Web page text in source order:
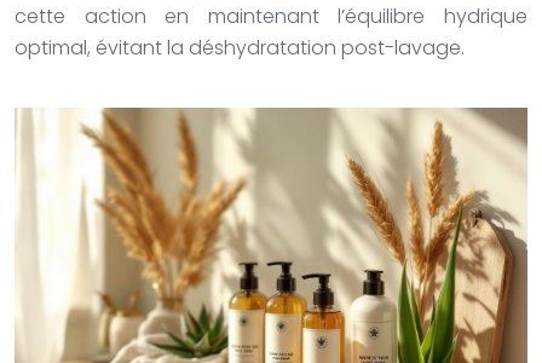
cette action en maintenant l’équilibre hydrique
optimal, évitant la déshydratation post-lavage.